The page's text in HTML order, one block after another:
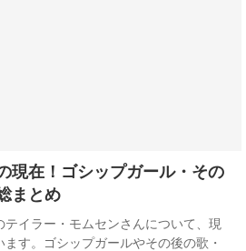
現在！ゴシップガール・その
まとめ
イラー・モムセンさんについて、現
す。ゴシップガールやその後の歌・